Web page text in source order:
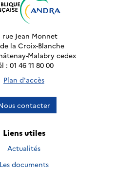
rue Jean Monnet
la Croix-Blanche
Malabry cedex
: 01 46 11 80 00
Plan d'accès
contacter
Liens utiles
Actualités
Les documents